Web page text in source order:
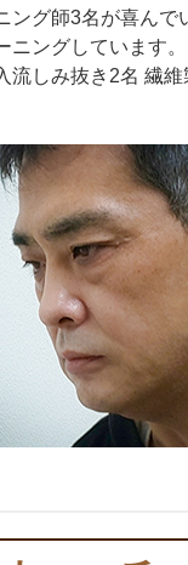
ング師3名が喜んで
ニングしています。
流しみ抜き2名 繊